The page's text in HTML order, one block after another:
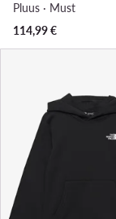
Pluus · Must
114,99€